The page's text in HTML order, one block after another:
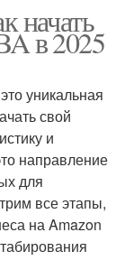
начать
в 2025
уникальная
свой
и
направление
для
все этапы,
на Amazon